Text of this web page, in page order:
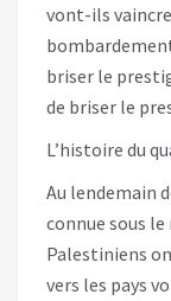
vont-ils
briser le
de briser le
L’histoire du
Au lendemain
connue sous le
Palestiniens
vers les pays